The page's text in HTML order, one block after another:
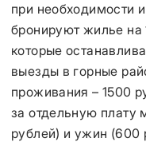
при необходимости
бронируют жилье на
которые
выезды в горные
проживания – 1500
за отдельную плату
рублей) и ужин (600